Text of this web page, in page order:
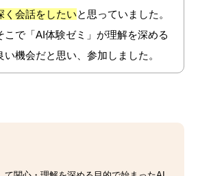
く会話をしたいと思っていました。
こで「AI体験ゼミ」が理解を深める
い機会だと思い、参加しました。